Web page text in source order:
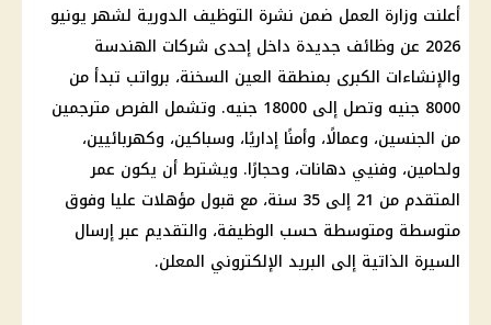
أعلنت وزارة العمل ضمن نشرة التوظيف الدورية لشهر يونيو
2026 عن
وظائف جديدة داخل إحدى شركات الهندسة
والإنشاءات الكبرى بمنطقة العين السخنة، برواتب تبدأ من
8000 جنيه وتصل إلى 18000 جنيه. وتشمل الفرص مترجمين
من الجنسين، وعمالًا، وأمنًا إداريًا، وسباكين، وكهربائيين،
ولحامين، وفنيي دهانات، وحجارًا. ويشترط أن يكون عمر
المتقدم من 21 إلى 35 سنة، مع قبول مؤهلات عليا وفوق
متوسطة ومتوسطة حسب الوظيفة، والتقديم عبر إرسال
السيرة الذاتية إلى البريد الإلكتروني المعلن.